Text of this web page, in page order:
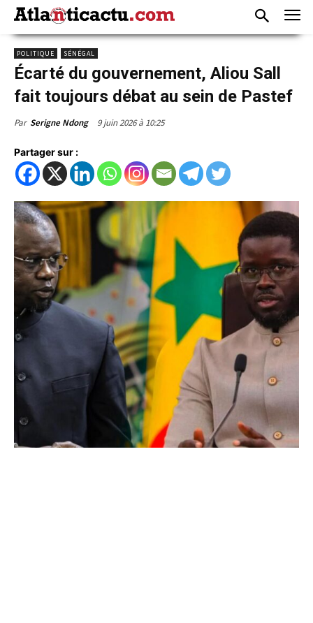
POLITIQUE SÉNÉGAL
Écarté du gouvernement, Aliou Sall
fait toujours débat au sein de Pastef
Par Serigne Ndong 9 juin 2026 à 10:25
Partager sur :